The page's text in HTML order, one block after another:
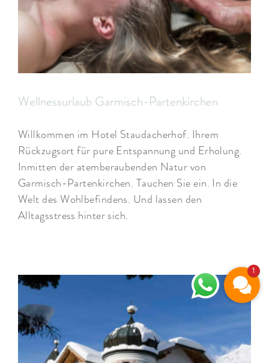
Wellnessurlaub Garmisch-Partenkirchen
Willkommen im Hotel Staudacherhof. Ihrem
Rückzugsort für pure Entspannung und Erholung.
Inmitten der atemberaubenden Natur von
Garmisch-Partenkirchen. Tauchen Sie ein. In die
Welt des Wohlbefindens. Und lassen den
Alltagsstress hinter sich.
1